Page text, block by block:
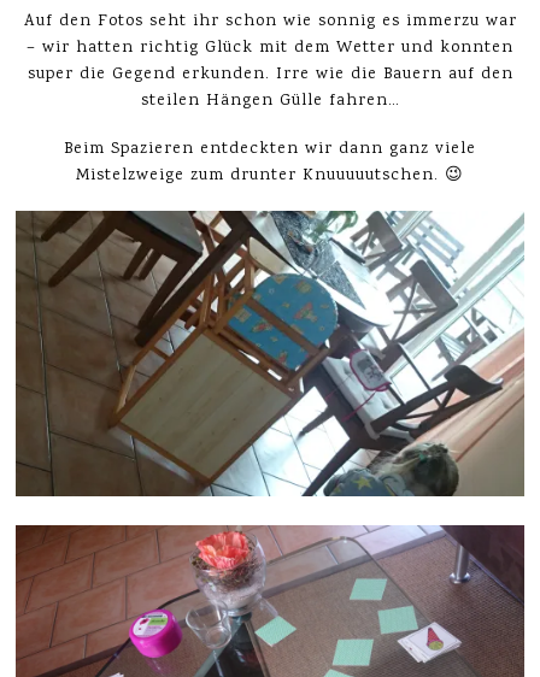
Auf den Fotos seht ihr schon wie sonnig es immerzu war
– wir hatten richtig Glück mit dem Wetter und konnten
super die Gegend erkunden. Irre wie die Bauern auf den
steilen Hängen Gülle fahren…
Beim Spazieren entdeckten wir dann ganz viele
Mistelzweige zum drunter Knuuuuutschen. 😉